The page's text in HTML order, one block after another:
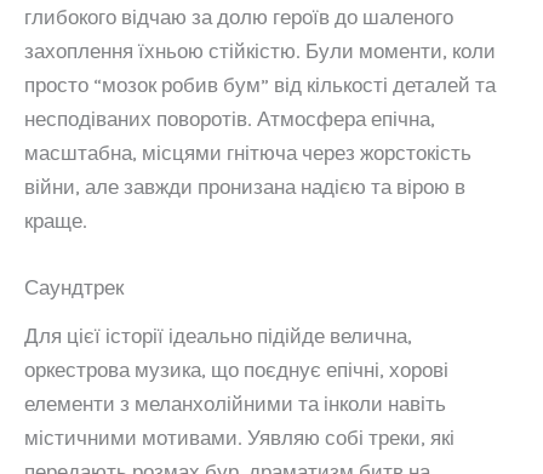
глибокого відчаю за долю героїв до шаленого
захоплення їхньою стійкістю. Були моменти, коли
просто “мозок робив бум” від кількості деталей та
несподіваних поворотів. Атмосфера епічна,
масштабна, місцями гнітюча через жорстокість
війни, але завжди пронизана надією та вірою в
краще.
Саундтрек
Для цієї історії ідеально підійде велична,
оркестрова музика, що поєднує епічні, хорові
елементи з меланхолійними та інколи навіть
містичними мотивами. Уявляю собі треки, які